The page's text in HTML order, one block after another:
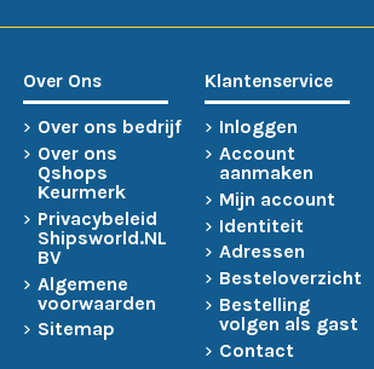
Over Ons
Over ons bedrijf
Over ons
Qshops
Keurmerk
Privacybeleid
Shipsworld.NL
BV
Algemene
voorwaarden
Sitemap
Klantenservice
Inloggen
Account
aanmaken
Mijn account
Identiteit
Adressen
Besteloverzicht
Bestelling
volgen als gast
Contact